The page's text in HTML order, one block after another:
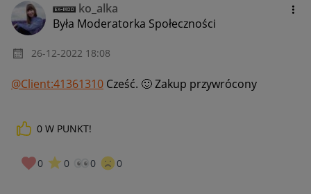
ko_alka
Była Moderatorka Społeczności
‎26-12-2022 18:08
@Client:41361310 Cześć. 🙂Zakup przywrócony
0 W PUNKT!
0 0 0 0